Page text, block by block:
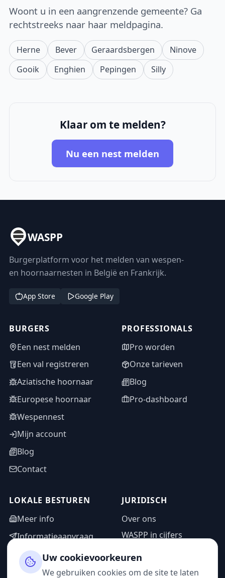
Woont u in een aangrenzende gemeente? Ga
rechtstreeks naar haar meldpagina.
Herne Bever Geraardsbergen
Ninove
Gooik
Enghien Pepingen Silly
Klaar om te melden?
Nu een nest melden
WASPP
Burgerplatform voor het melden van wespen-
en hoornaarnesten in België en Frankrijk.
App Store Google Play
BURGERS
Een nest melden
Een val registreren
Aziatische hoornaar
Europese hoornaar
Wespennest
Mijn account
Blog
Contact
PROFESSIONALS
Pro worden
Onze tarieven
Blog
Pro-dashboard
LOKALE BESTUREN
Meer info
Informatieaanvraag
Adminzone
JURIDISCH
Over ons
WASPP in cijfers
Privacybeleid
Uw cookievoorkeuren
We gebruiken cookies om de site te laten